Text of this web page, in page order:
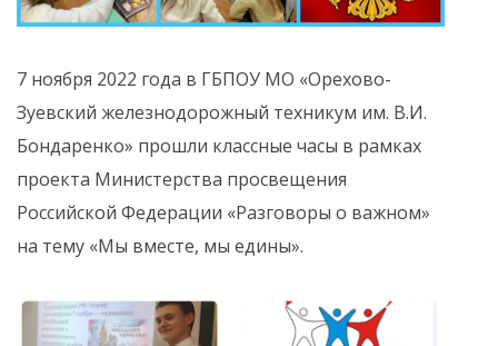
7 ноября 2022 года в ГБПОУ МО «Орехово-
Зуевский железнодорожный техникум им. В.И.
Бондаренко» прошли классные часы в рамках
проекта Министерства просвещения
Российской Федерации «Разговоры о важном»
на тему «Мы вместе, мы едины».